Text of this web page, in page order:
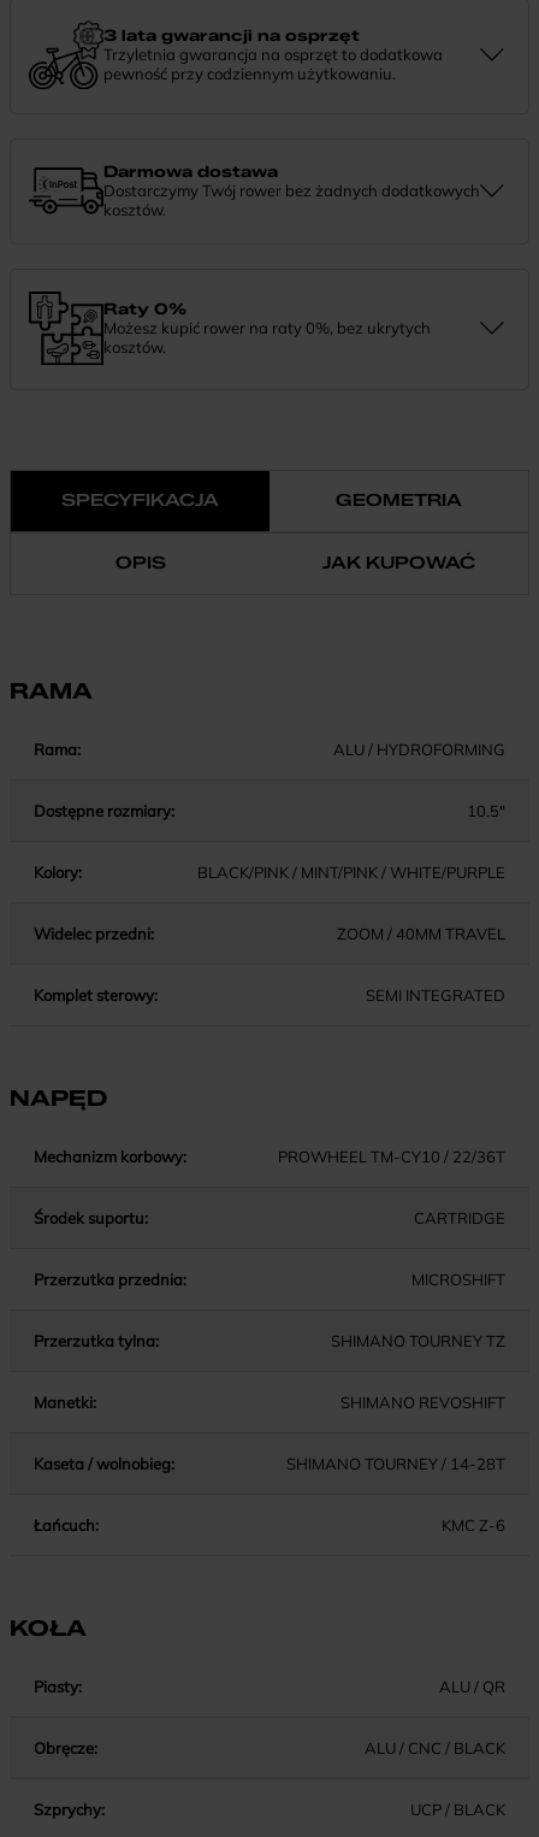
chętnie pomożemy.3 lata gwarancji na osprzęt
Trzyletnia gwarancja na osprzęt to dodatkowa
pewność przy codziennym użytkowaniu.
Darmowa dostawa
Dostarczymy Twój rower bez żadnych dodatkowych
kosztów.
Raty 0%
Możesz kupić rower na raty 0%, bez ukrytych
kosztów.
SPECYFIKACJA GEOMETRIA
OPIS JAK KUPOWAĆ
RAMA
Rama: ALU / HYDROFORMING
Dostępne rozmiary: 10.5"
Kolory: BLACK/PINK / MINT/PINK / WHITE/PURPLE
Widelec przedni: ZOOM / 40MM TRAVEL
Komplet sterowy: SEMI INTEGRATED
NAPĘD
Mechanizm korbowy: PROWHEEL TM-CY10 / 22/36T
Środek suportu: CARTRIDGE
Przerzutka przednia: MICROSHIFT
Przerzutka tylna: SHIMANO TOURNEY TZ
Manetki: SHIMANO REVOSHIFT
Kaseta / wolnobieg: SHIMANO TOURNEY / 14-28T
Łańcuch: KMC Z-6
KOŁA
Piasty: ALU / QR
Obręcze: ALU / CNC / BLACK
Szprychy: UCP / BLACK